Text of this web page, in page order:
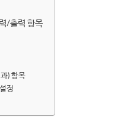
/출력 항목
) 항목
정